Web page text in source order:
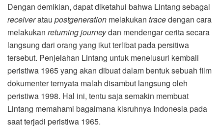
Dengan demikian, dapat diketahui bahwa Lintang sebagai
receiveratau postgeneration melakukan tracedengan cara
melakukan returning journeydan mendengar cerita secara
langsung dari orang yang ikut terlibat pada persitiwa
tersebut. Penjelahan Lintang untuk menelusuri kembali
peristiwa 1965 yang akan dibuat dalam bentuk sebuah film
dokumenter ternyata malah disambut langsung oleh
peristiwa 1998. Hal ini, tentu saja semakin membuat
Lintang memahami bagaimana kisruhnya Indonesia pada
saat terjadi peristiwa 1965.